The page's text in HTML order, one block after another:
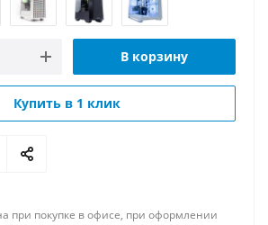
В корзину
Купить в 1 клик
при покупке в офисе, при оформлении